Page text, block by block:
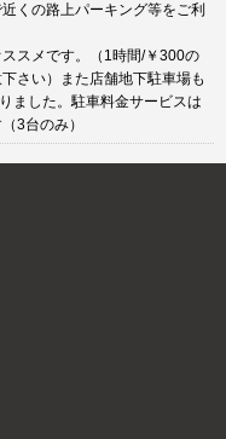
くの路上パーキング等をご利
スメです。（1時間/￥300の
さい）また店舗地下駐車場も
ました。駐車料金サービスは
3台のみ）